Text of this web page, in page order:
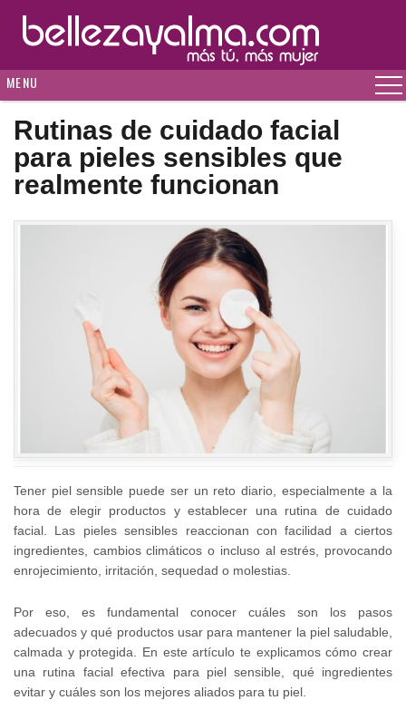
MENU
Rutinas de cuidado facial
para pieles sensibles que
realmente funcionan
Tener piel sensible puede ser un reto diario, especialmente a la
hora de elegir productos y establecer una rutina de cuidado
facial. Las pieles sensibles reaccionan con facilidad a ciertos
ingredientes, cambios climáticos o incluso al estrés, provocando
enrojecimiento, irritación, sequedad o molestias.
Por eso, es fundamental conocer cuáles son los pasos
adecuados y qué productos usar para mantener la piel saludable,
calmada y protegida. En este artículo te explicamos cómo crear
una rutina facial efectiva para piel sensible, qué ingredientes
evitar y cuáles son los mejores aliados para tu piel.